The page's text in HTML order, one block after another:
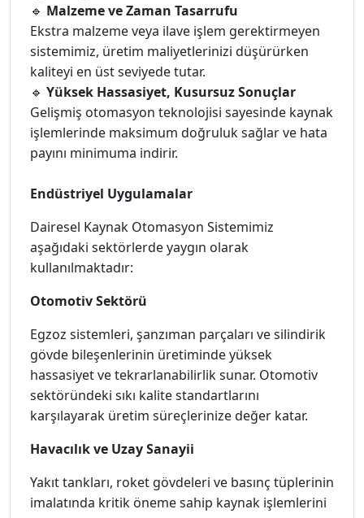
🔹 Malzeme ve Zaman Tasarrufu
Ekstra malzeme veya ilave işlem gerektirmeyen
sistemimiz, üretim maliyetlerinizi düşürürken
kaliteyi en üst seviyede tutar.
🔹 Yüksek Hassasiyet, Kusursuz Sonuçlar
Gelişmiş otomasyon teknolojisi sayesinde kaynak
işlemlerinde maksimum doğruluk sağlar ve hata
payını minimuma indirir.
Endüstriyel Uygulamalar
Dairesel Kaynak Otomasyon Sistemimiz
aşağıdaki sektörlerde yaygın olarak
kullanılmaktadır:
Otomotiv Sektörü
Egzoz sistemleri, şanzıman parçaları ve silindirik
gövde bileşenlerinin üretiminde yüksek
hassasiyet ve tekrarlanabilirlik sunar. Otomotiv
sektöründeki sıkı kalite standartlarını
karşılayarak üretim süreçlerinize değer katar.
Havacılık ve Uzay Sanayii
Yakıt tankları, roket gövdeleri ve basınç tüplerinin
imalatında kritik öneme sahip kaynak işlemlerini